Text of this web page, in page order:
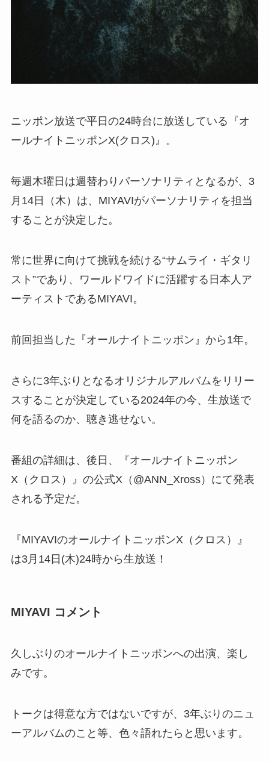
ニッポン放送で平日の24時台に放送している『オ
ールナイトニッポンX(クロス)』。
毎週木曜日は週替わりパーソナリティとなるが、3
月14日（木）は、MIYAVIがパーソナリティを担当
することが決定した。
常に世界に向けて挑戦を続ける“サムライ・ギタリ
スト”であり、ワールドワイドに活躍する日本人ア
ーティストであるMIYAVI。
前回担当した『オールナイトニッポン』から1年。
さらに3年ぶりとなるオリジナルアルバムをリリー
スすることが決定している2024年の今、生放送で
何を語るのか、聴き逃せない。
番組の詳細は、後日、『オールナイトニッポン
X（クロス）』の公式X（@ANN_Xross）にて発表
される予定だ。
『MIYAVIのオールナイトニッポンX（クロス）』
は3月14日(木)24時から生放送！
MIYAVI コメント
久しぶりのオールナイトニッポンへの出演、楽し
みです。
トークは得意な方ではないですが、3年ぶりのニュ
ーアルバムのこと等、色々語れたらと思います。